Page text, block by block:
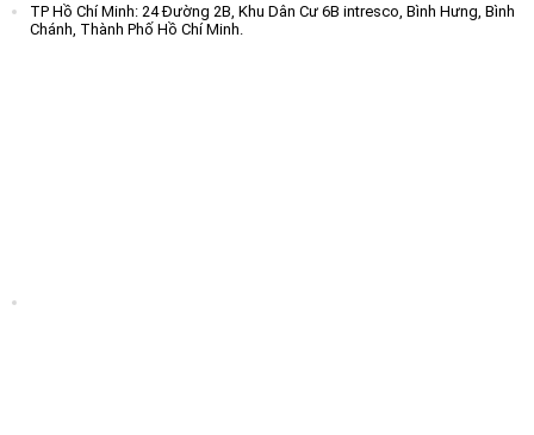
TP Hồ Chí Minh: 24 Đường 2B, Khu Dân Cư 6B intresco, Bình Hưng, Bình
Chánh, Thành Phố Hồ Chí Minh.